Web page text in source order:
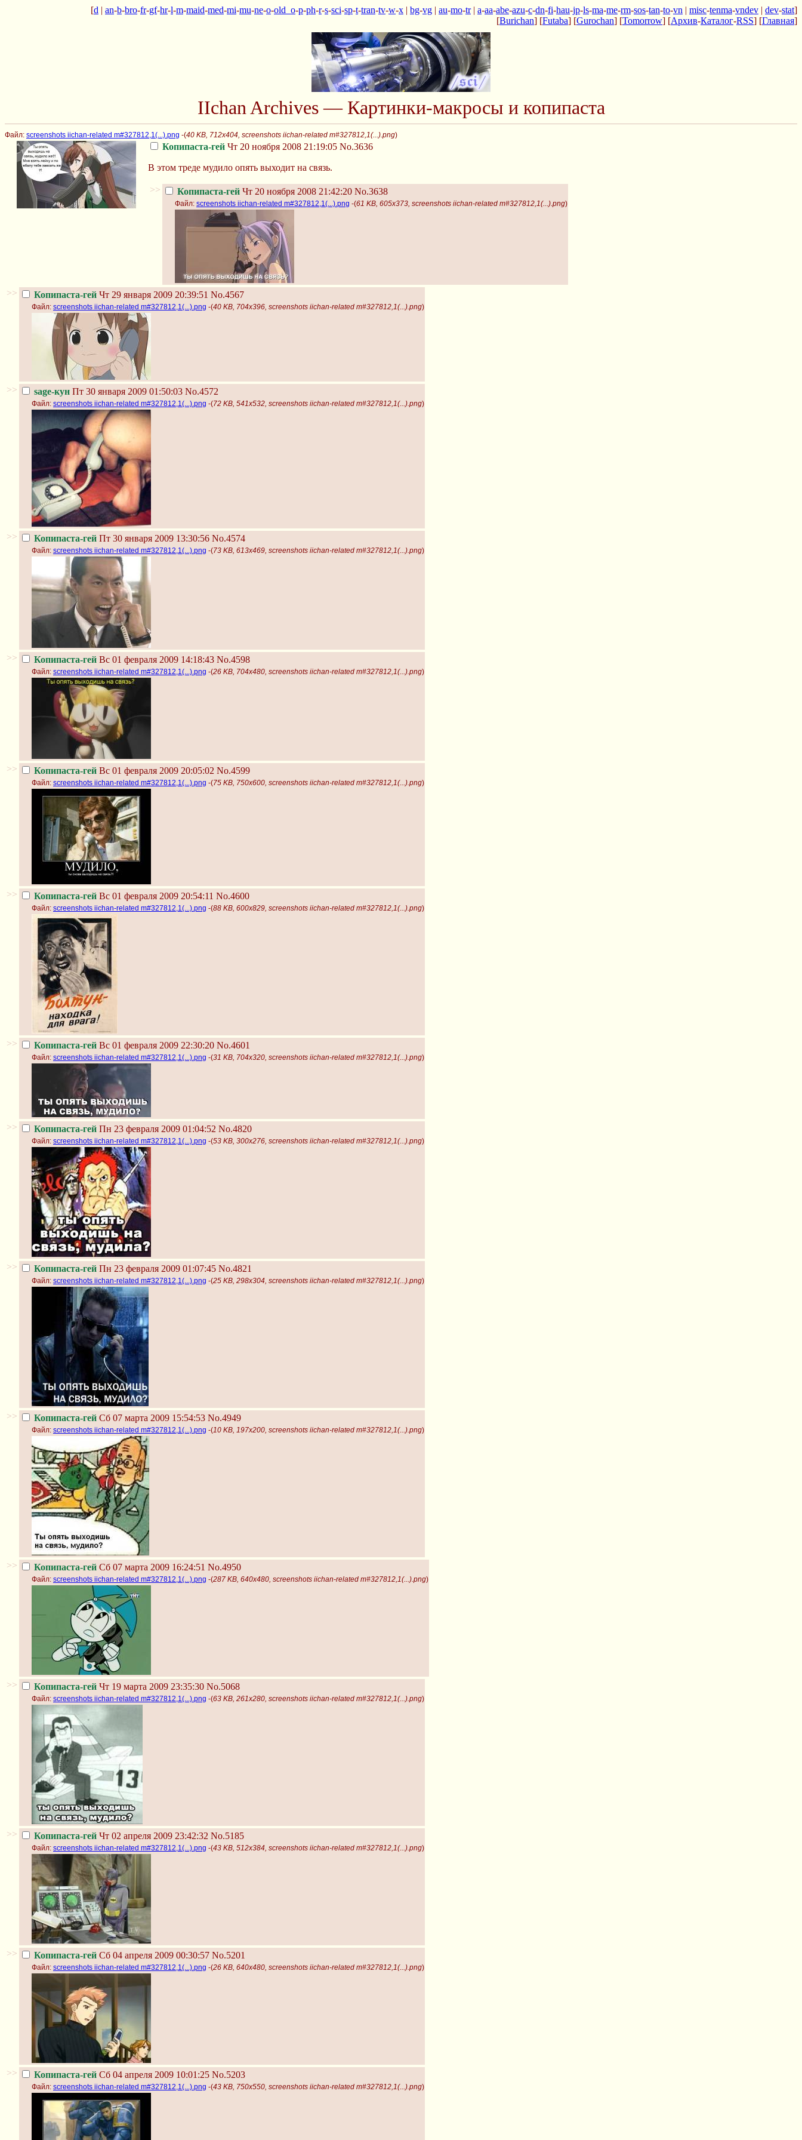
[d | an-b-bro-fr-gf-hr-l-m-maid-med-mi-mu-ne-o-old_o-p-ph-r-s-sci-sp-t-tran-tv-w-x | bg-vg | au-mo-tr| a-aa-abe-azu-c-dn-fi-hau-jp-ls-ma-me-rm-sos-tan-to-vn | misc-tenma-vndev | dev-stat]
[Burichan] [Futaba] [Gurochan] [Tomorrow] [Архив-Каталог-RSS] [Главная]
IIchan Archives — Картинки-макросы и копипаста
Файл: screenshots iichan-related m#327812,1(...).png -(40 KB, 712x404, screenshots iichan-related m#327812,1(...).png)
Копипаста-гей Чт 20 ноября 2008 21:19:05 No.3636
В этом треде мудило опять выходит на связь.
>> Копипаста-гей Чт 20 ноября 2008 21:42:20 No.3638
Файл: screenshots iichan-related m#327812,1(...).png -(61 KB, 605x373, screenshots iichan-related m#327812,1(...).png)
>> Копипаста-гей Чт 29 января 2009 20:39:51 No.4567
Файл: screenshots iichan-related m#327812,1(...).png -(40 KB, 704x396, screenshots iichan-related m#327812,1(...).png)
>> sage-кун Пт 30 января 2009 01:50:03 No.4572
Файл: screenshots iichan-related m#327812,1(...).png -(72 KB, 541x532, screenshots iichan-related m#327812,1(...).png)
>> Копипаста-гей Пт 30 января 2009 13:30:56 No.4574
Файл: screenshots iichan-related m#327812,1(...).png -(73 KB, 613x469, screenshots iichan-related m#327812,1(...).png)
>> Копипаста-гей Вс 01 февраля 2009 14:18:43 No.4598
Файл: screenshots iichan-related m#327812,1(...).png -(26 KB, 704x480, screenshots iichan-related m#327812,1(...).png)
>> Копипаста-гей Вс 01 февраля 2009 20:05:02 No.4599
Файл: screenshots iichan-related m#327812,1(...).png -(75 KB, 750x600, screenshots iichan-related m#327812,1(...).png)
>> Копипаста-гей Вс 01 февраля 2009 20:54:11 No.4600
Файл: screenshots iichan-related m#327812,1(...).png -(88 KB, 600x829, screenshots iichan-related m#327812,1(...).png)
>> Копипаста-гей Вс 01 февраля 2009 22:30:20 No.4601
Файл: screenshots iichan-related m#327812,1(...).png -(31 KB, 704x320, screenshots iichan-related m#327812,1(...).png)
>> Копипаста-гей Пн 23 февраля 2009 01:04:52 No.4820
Файл: screenshots iichan-related m#327812,1(...).png -(53 KB, 300x276, screenshots iichan-related m#327812,1(...).png)
>> Копипаста-гей Пн 23 февраля 2009 01:07:45 No.4821
Файл: screenshots iichan-related m#327812,1(...).png -(25 KB, 298x304, screenshots iichan-related m#327812,1(...).png)
>> Копипаста-гей Сб 07 марта 2009 15:54:53 No.4949
Файл: screenshots iichan-related m#327812,1(...).png -(10 KB, 197x200, screenshots iichan-related m#327812,1(...).png)
>> Копипаста-гей Сб 07 марта 2009 16:24:51 No.4950
Файл: screenshots iichan-related m#327812,1(...).png -(287 KB, 640x480, screenshots iichan-related m#327812,1(...).png)
>> Копипаста-гей Чт 19 марта 2009 23:35:30 No.5068
Файл: screenshots iichan-related m#327812,1(...).png -(63 KB, 261x280, screenshots iichan-related m#327812,1(...).png)
>> Копипаста-гей Чт 02 апреля 2009 23:42:32 No.5185
Файл: screenshots iichan-related m#327812,1(...).png -(43 KB, 512x384, screenshots iichan-related m#327812,1(...).png)
>> Копипаста-гей Сб 04 апреля 2009 00:30:57 No.5201
Файл: screenshots iichan-related m#327812,1(...).png -(26 KB, 640x480, screenshots iichan-related m#327812,1(...).png)
>> Копипаста-гей Сб 04 апреля 2009 10:01:25 No.5203
Файл: screenshots iichan-related m#327812,1(...).png -(43 KB, 750x550, screenshots iichan-related m#327812,1(...).png)